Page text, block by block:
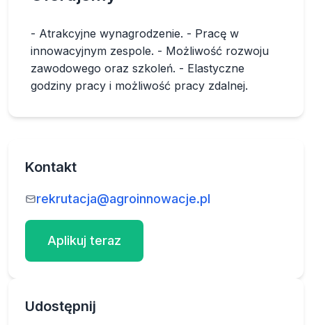
- Atrakcyjne wynagrodzenie. - Pracę w
innowacyjnym zespole. - Możliwość rozwoju
zawodowego oraz szkoleń. - Elastyczne
godziny pracy i możliwość pracy zdalnej.
Kontakt
rekrutacja@agroinnowacje.pl
Aplikuj teraz
Udostępnij